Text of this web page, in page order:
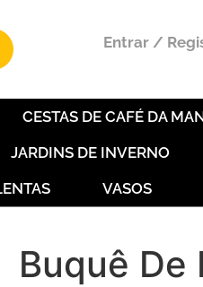
Entrar /
CESTAS DE CAFÉ DA
JARDINS DE INVERNO
VASOS
Buquê De